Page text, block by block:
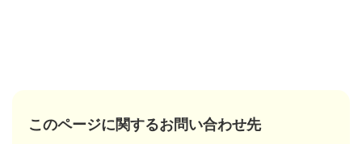
このページに関するお問い合わせ先